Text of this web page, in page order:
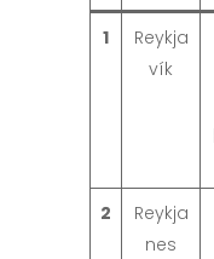
1
Reykja
vík
2
Reykja
nes